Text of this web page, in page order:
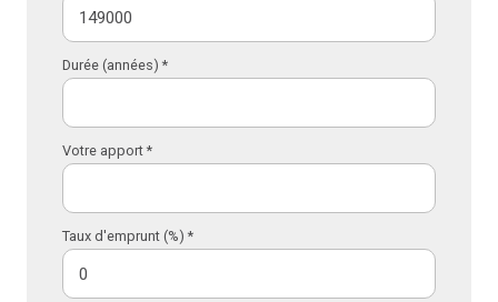
Durée (années) *
Votre apport *
Taux d'emprunt (%) *